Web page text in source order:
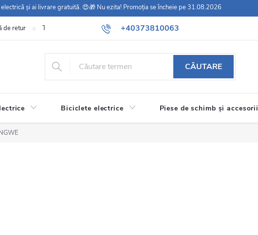
și ai livrare gratuită. 😍🎁 Nu ezita! Promoția se încheie pe 31.08.2026
+40373810063
de retur Termeni și condiții generale Politică de confidențialitate/GDPR
CĂUTARE
Biciclete electrice Piese de schimb și accesorii